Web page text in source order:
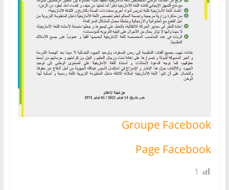
Groupe Facebook
Page Facebook
1